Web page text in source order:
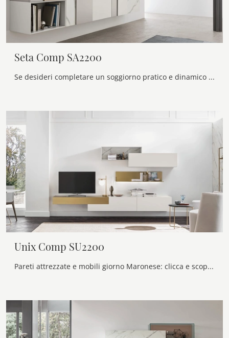
Seta Comp SA2200
Se desideri completare un soggiorno pratico e dinamico dalle linee moderne, ti offriamo la parete attrezzata Seta Comp SA2200 Maronese.
Unix Comp SU2200
Pareti attrezzate e mobili giorno Maronese: clicca e scopri il modello Unix Comp SU2200 e potrai valorizzare stanze moderne di ogni genere.